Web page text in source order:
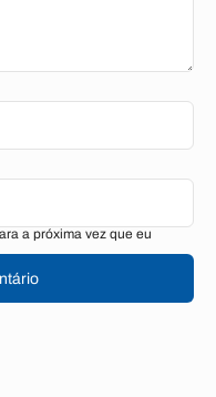
a próxima vez que eu